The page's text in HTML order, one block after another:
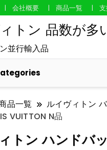
会社概要 商品一覧
トン 品数が多
並行輸入品
品一覧 ルイヴィトン
VUITTON N品
トン ハンドバ